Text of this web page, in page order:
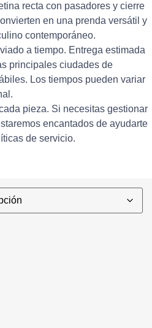
recta con pasadores y cierre
en una prenda versátil y
contemporáneo.
a tiempo. Entrega estimada
principales ciudades de
Los tiempos pueden variar
pieza. Si necesitas gestionar
encantados de ayudarte
de servicio.